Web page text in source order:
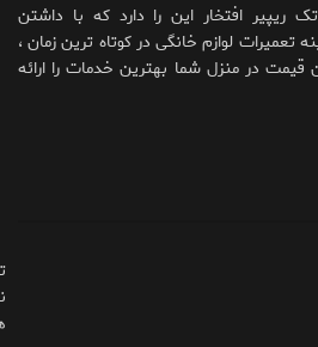
تک ریپیر افتخار این را دارد که با داشتن
تعمیرات لوازم خانگی در کوتاه ترین زمان ،
در منزل شما بهترین خدمات را ارائه